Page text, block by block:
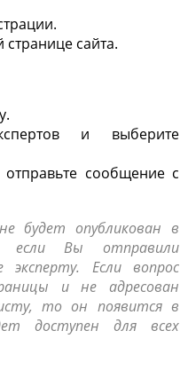
странице сайта.
и выберите
сообщение с
будет опубликован в
если Вы отправили
эксперту. Если вопрос
и не адресован
то он появится в
доступен для всех